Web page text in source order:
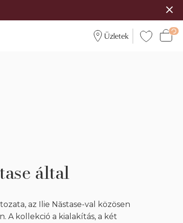
Üzletek
által
az Ilie Năstase-val közösen
A kollekció a kialakítás, a két